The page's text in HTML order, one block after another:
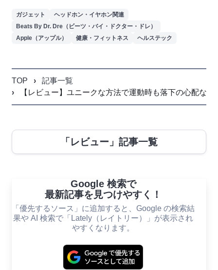
ガジェット
ヘッドホン・イヤホン関連
Beats By Dr. Dre（ビーツ・バイ・ドクター・ドレ）
Apple（アップル）
健康・フィットネス ヘルステック
TOP
記事一覧
【レビュー】ユニークな方法で運動時も落下の心配な
「レビュー」記事一覧
Google 検索で
最新記事を見つけやすく！
「優先するソース」に追加すると、Google の検索結
果や AI 検索で「Lately（レイトリー）」が表示され
やすくなります。